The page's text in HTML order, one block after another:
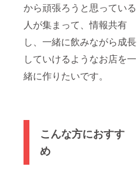
から頑張ろうと思っている
人が集まって、情報共有
し、一緒に飲みながら成長
していけるようなお店を一
緒に作りたいです。
こんな方におすす
め